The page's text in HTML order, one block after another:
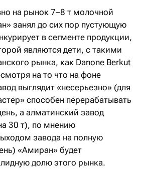
выращивают
Согласно исследованиям
питания, они защищают
тракт, стимулируют
иммунитет и
болезней, которые
среди детей
восполняет то, чего не
организму от шести месяцев
Продукты
использования сухого
Кроме того,
на рынок 7–8 т молочной
занял до сих пор пустующую
в сегменте продукции,
являются дети, с такими
рынка, как Danone Berkut
на то что на фоне
выглядит «несерьезно» (для
способен перерабатывать
а алматинский завод
30 т), по мнению
завода на полную
«Амиран» будет
долю этого рынка.